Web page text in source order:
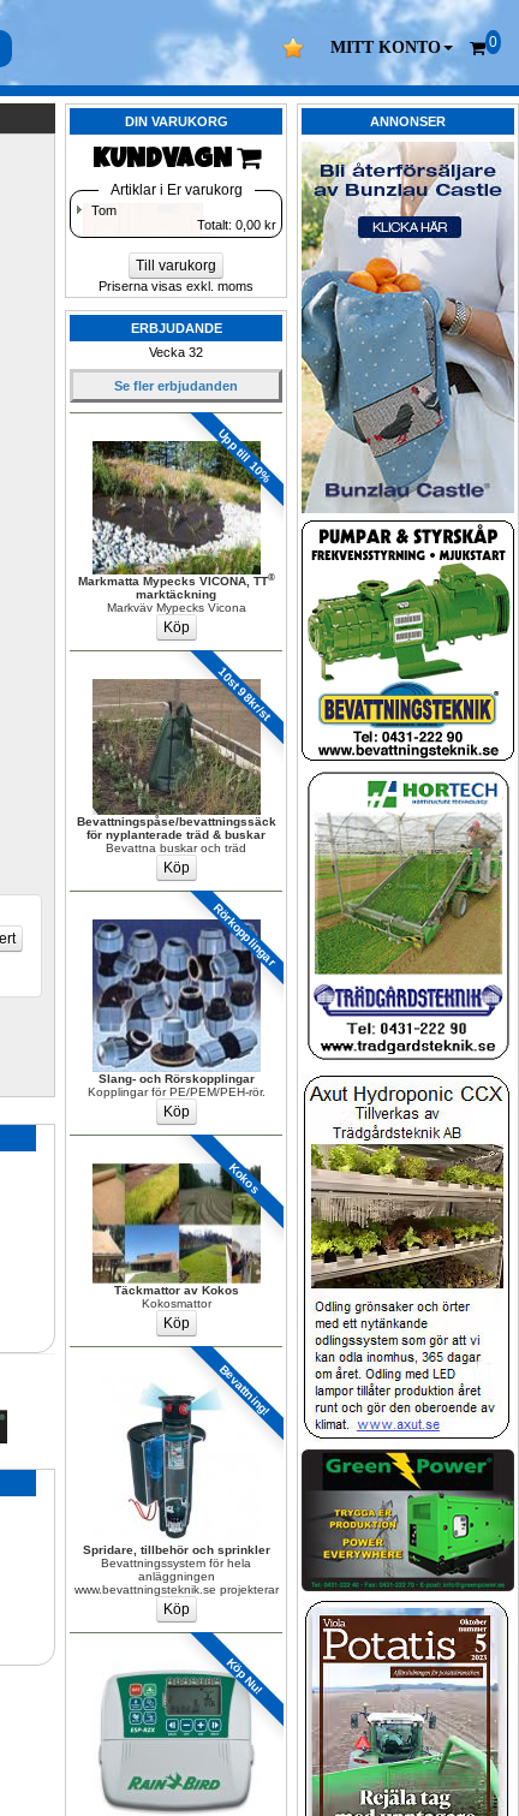
MITT KONTO 0
ANNONSER
DIN VARUKORG
KUNDVAGN
Artiklar i Er varukorg
Tom
Totalt: 0,00 kr
Till varukorg
Priserna visas exkl. moms
ERBJUDANDE
Vecka 32
Se fler erbjudanden
Upp till 10%
Markmatta Mypecks VICONA, TT®
marktäckning
Markväv Mypecks Vicona
10st 98kr/st
Bevattningspåse/bevattningssäck
för nyplanterade träd & buskar
Bevattna buskar och träd
Rörkopplingar
Slang- och Rörskopplingar
Kopplingar för PE/PEM/PEH-rör.
Kokos
Täckmattor av Kokos
Kokosmattor
Bevattning!
Spridare, tillbehör och sprinkler
Bevattningssystem för hela
anläggningen
www.bevattningsteknik.se projekterar
Köp Nu!